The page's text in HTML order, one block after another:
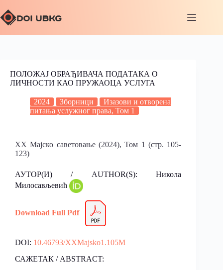
ПОЛОЖАЈ ОБРАЂИВАЧА ПОДАТАКА О
ЛИЧНОСТИ КАО ПРУЖАОЦА УСЛУГА
2024 Зборници
Изазови и отворена
питања услужног права, Том 1
XX Мајско саветовање (2024), Том 1 (стр. 105-
123)
АУТОР(И) / AUTHOR(S): Никола
Милосављевић
Download Full Pdf
DOI: 10.46793/XXMajsko1.105M
САЖЕТАК / ABSTRACT: